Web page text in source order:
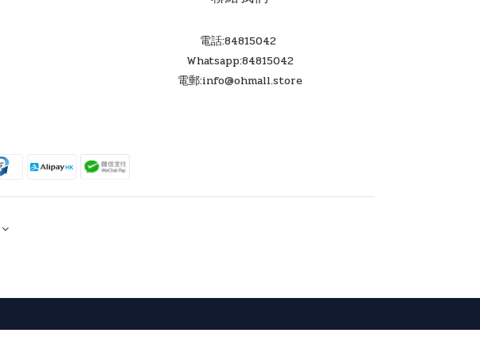
電話:84815042
Whatsapp:84815042
電郵:info@ohmall.store